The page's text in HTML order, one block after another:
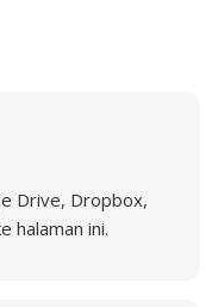
Drive, Dropbox,
halaman ini.